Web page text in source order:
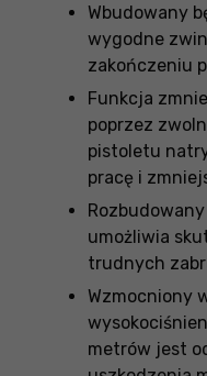
Wbudowany
wygodne
zakończeniu
Funkcja
poprzez
pistoletu
pracę i
umożliwia
trudnych
Wzmocniony
metrów jest